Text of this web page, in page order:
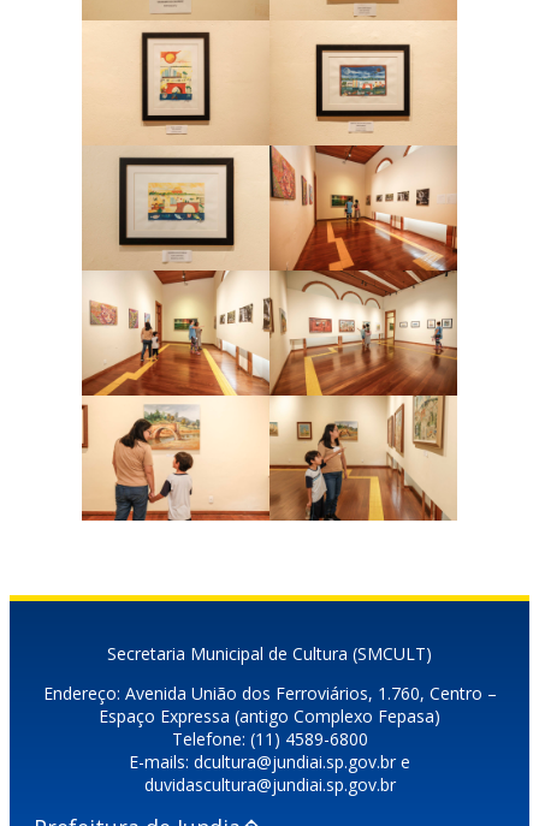
Secretaria Municipal de Cultura (SMCULT)
Endereço: Avenida União dos Ferroviários, 1.760, Centro –
Espaço Expressa (antigo Complexo Fepasa)
Telefone: (11) 4589-6800
E-mails: dcultura@jundiai.sp.gov.br e
duvidascultura@jundiai.sp.gov.br